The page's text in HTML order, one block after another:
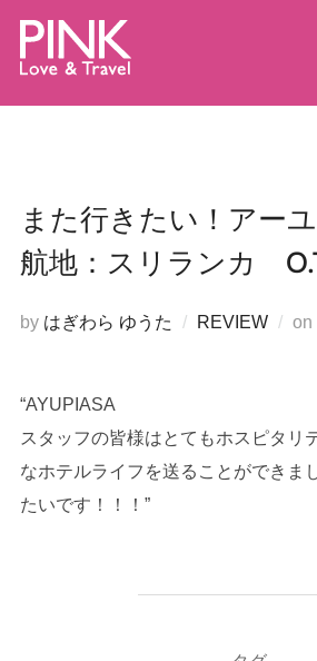
ン
また行きたい！アー
航地：スリランカ
by はぎわら ゆうた REVIEW on
“AYUPIASA
スタッフの皆様はとてもホスピタリ
なホテルライフを送ることができま
たいです！！！”